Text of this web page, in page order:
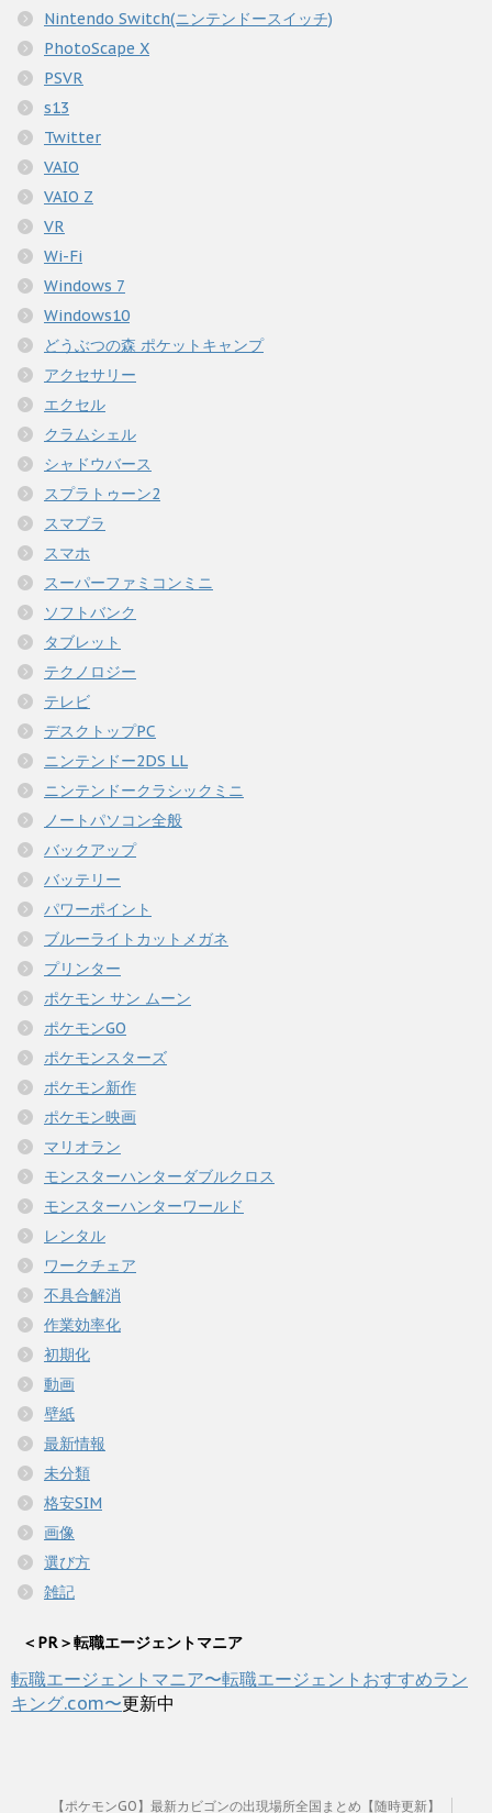
Nintendo Switch(ニンテンドースイッチ)
PhotoScape X
PSVR
s13
Twitter
VAIO
VAIO Z
VR
Wi-Fi
Windows 7
Windows10
どうぶつの森 ポケットキャンプ
アクセサリー
エクセル
クラムシェル
シャドウバース
スプラトゥーン2
スマブラ
スマホ
スーパーファミコンミニ
ソフトバンク
タブレット
テクノロジー
テレビ
デスクトップPC
ニンテンドー2DS LL
ニンテンドークラシックミニ
ノートパソコン全般
バックアップ
バッテリー
パワーポイント
ブルーライトカットメガネ
プリンター
ポケモン サン ムーン
ポケモンGO
ポケモンスターズ
ポケモン新作
ポケモン映画
マリオラン
モンスターハンターダブルクロス
モンスターハンターワールド
レンタル
ワークチェア
不具合解消
作業効率化
初期化
動画
壁紙
最新情報
未分類
格安SIM
画像
選び方
雑記
＜PR＞転職エージェントマニア
転職エージェントマニア〜転職エージェントおすすめラン
キング.com〜更新中
【ポケモンGO】最新カビゴンの出現場所全国まとめ【随時更新】